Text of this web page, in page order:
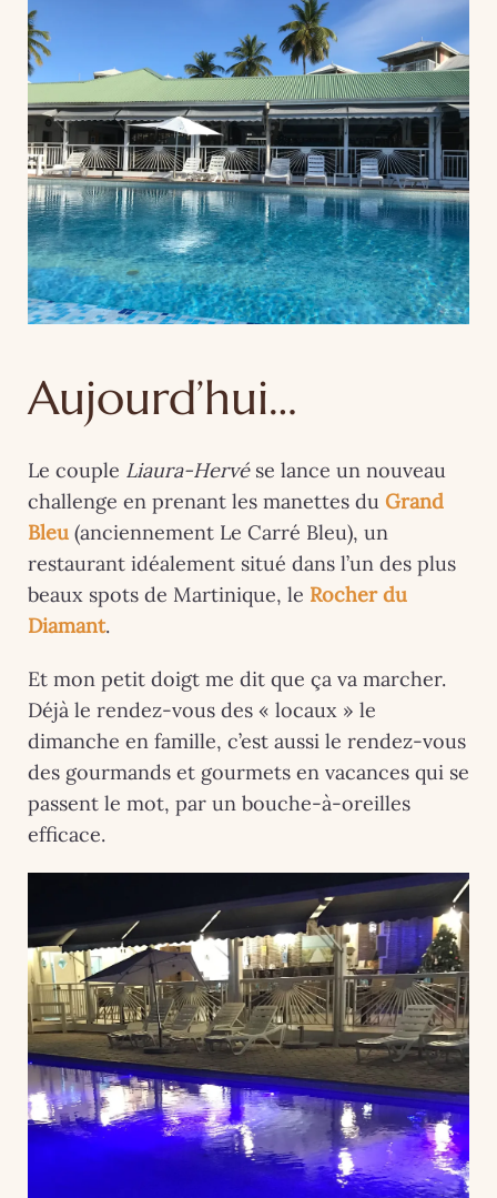
Aujourd’hui…
Le couple Liaura-Hervé se lance un nouveau
challenge en prenant les manettes du Grand
Bleu (anciennement Le Carré Bleu), un
restaurant idéalement situé dans l’un des plus
beaux spots de Martinique, le Rocher du
Diamant.
Et mon petit doigt me dit que ça va marcher.
Déjà le rendez-vous des « locaux » le
dimanche en famille, c’est aussi le rendez-vous
des gourmands et gourmets en vacances qui se
passent le mot, par un bouche-à-oreilles
efficace.